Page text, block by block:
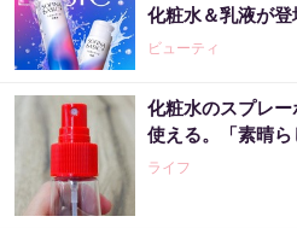
化粧水＆乳液が登
ビューティ
化粧水のスプレ
使える。「素晴ら
ライフ